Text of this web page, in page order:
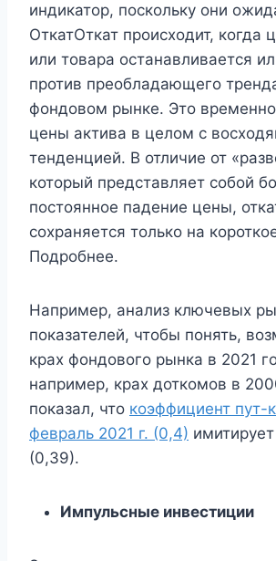
индикатор, поскольку они
ОткатОткат происходит, когда
или товара останавливается
против преобладающего
фондовом рынке. Это
цены актива в целом с
тенденцией. В отличие от
который представляет собой
постоянное падение цены,
сохраняется только на
Подробнее.
Например, анализ ключевых
показателей, чтобы понять,
крах фондового рынка в 2021
например, крах доткомов в
показал, что коэффициент пут-
февраль 2021 г. (0,4)
(0,39).
Импульсные инвестиции